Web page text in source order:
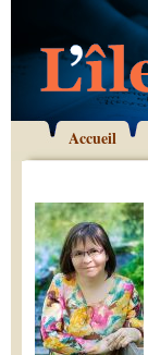
Accueil